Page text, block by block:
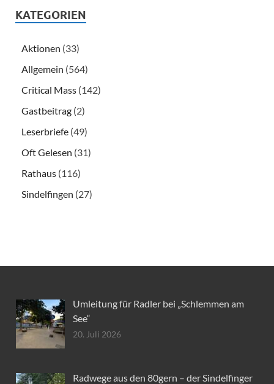
KATEGORIEN
Aktionen (33)
Allgemein (564)
Critical Mass (142)
Gastbeitrag (2)
Leserbriefe (49)
Oft Gelesen (31)
Rathaus (116)
Sindelfingen (27)
Umleitung für Radler bei „Schlemmen am
See“
20. Juli 2026
Radwege aus den 80gern – der Sindelfinger